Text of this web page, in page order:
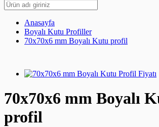
Anasayfa
Boyalı Kutu Profiller
70x70x6 mm Boyalı Kutu profil
70x70x6 mm Boyalı
profil